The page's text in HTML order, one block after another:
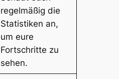
regelmäßig die
Statistiken an,
um eure
Fortschritte zu
sehen.